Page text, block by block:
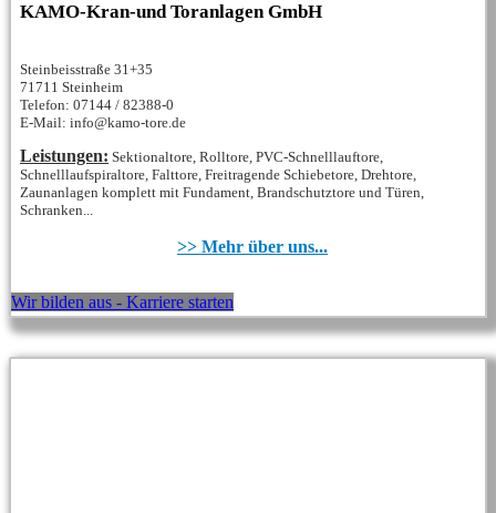
KAMO-Kran-und Toranlagen GmbH
Steinbeisstraße 31+35
71711 Steinheim
Telefon: 07144 / 82388-0
E-Mail: info@kamo-tore.de
Leistungen: Sektionaltore, Rolltore, PVC-Schnelllauftore,
Schnelllaufspiraltore, Falttore, Freitragende Schiebetore, Drehtore,
Zaunanlagen komplett mit Fundament, Brandschutztore und Türen,
Schranken...
>> Mehr über uns...
Wir bilden aus - Karriere starten